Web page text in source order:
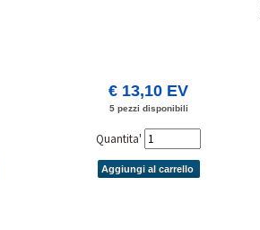
€ 13,10 EV
5 pezzi disponibili
Quantita'
Aggiungi al carrello